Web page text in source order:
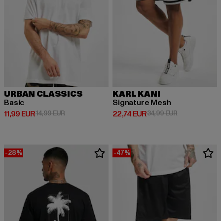
URBAN CLASSICS
Basic
11,99 EUR
Derzeitiger Preis: 11,99 EUR
14,99 EURAktionspreis: 14,99 EUR
KARL KANI
Signature Mesh
22,74 EUR
Derzeitiger Preis: 22,74 EUR
34,99 EURAktionspreis:
-28% -47%